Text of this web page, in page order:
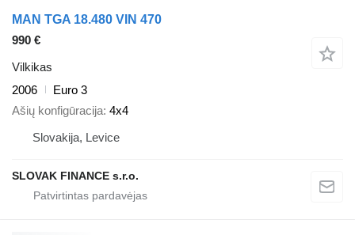
MAN TGA 18.480 VIN 470
990 €
Vilkikas
2006
Euro 3
Ašių konfigūracija 4x4
Slovakija, Levice
SLOVAK FINANCE s.r.o.